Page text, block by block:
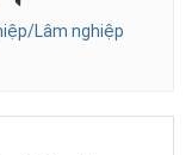
Lâm nghiệp